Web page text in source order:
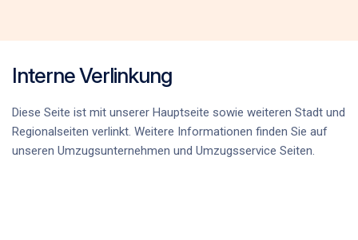
Interne Verlinkung
Diese Seite ist mit unserer Hauptseite sowie weiteren Stadt und
Regionalseiten verlinkt. Weitere Informationen finden Sie auf
unseren Umzugsunternehmen und Umzugsservice Seiten.